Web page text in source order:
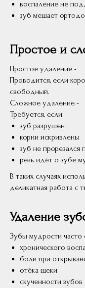
воспаление не
зуб мешает
Простое и
Простое удаление -
Проводится, если
свободный.
Сложное удаление -
Требуется, если:
зуб разрушен
корни искривлены
зуб не прорезался
речь идёт о зубе
В таких случаях
деликатная работа с
Удаление
Зубы мудрости часто
хронического
боли при
отёка щеки
скученности зубов